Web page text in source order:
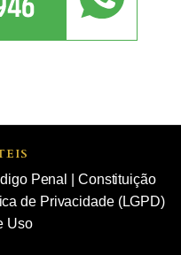
Penal
Constituição
de Privacidade (LGPD)
Uso